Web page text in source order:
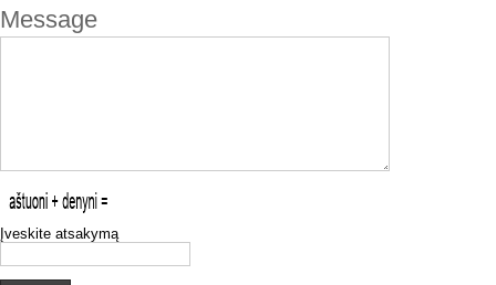
Message
Įveskite atsakymą